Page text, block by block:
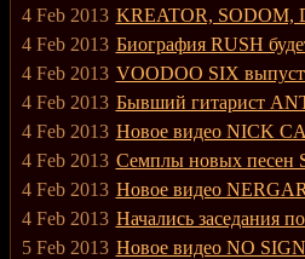
4 Feb 2013 KREATOR, SODOM,
4 Feb 2013 Биография RUSH
4 Feb 2013 VOODOO SIX
4 Feb 2013 Бывший гитарист
4 Feb 2013 Новое видео NICK
4 Feb 2013 Семплы новых песен
4 Feb 2013 Новое видео
4 Feb 2013 Начались заседания
5 Feb 2013 Новое видео NO